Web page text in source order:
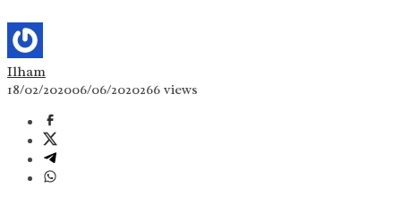
Ilham
18/02/202006/06/2020266 views